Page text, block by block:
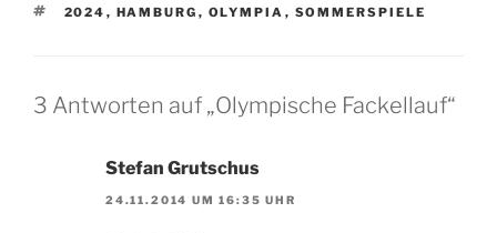
SCHLAGWÖRTER
2024 , HAMBURG , OLYMPIA , SOMMERSPIELE
3 Antworten auf „Olympische Fackellauf“
Stefan Grutschus
24.11.2014 UM 16:35 UHR